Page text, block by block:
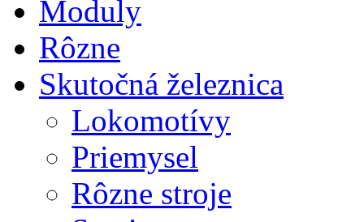
Moduly
Rôzne
Skutočná železnica
Lokomotívy
Priemysel
Rôzne stroje